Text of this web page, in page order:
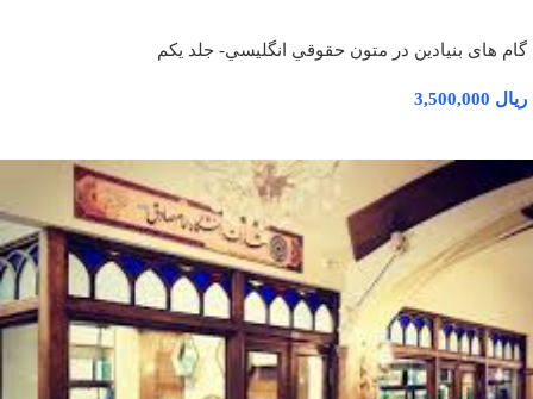
گام های بنیادین در متون حقوقي انگليسي- جلد يكم
ریال